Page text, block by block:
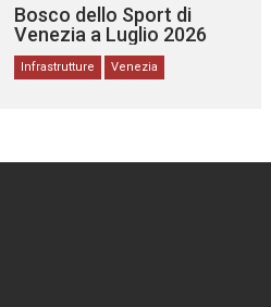
Bosco dello Sport di
Venezia a Luglio 2026
Infrastrutture Venezia